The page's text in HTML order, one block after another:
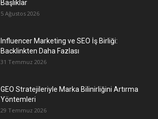
Başlıklar
5 Ağustos 2026
Influencer Marketing ve SEO İş Birliği:
Backlinkten Daha Fazlası
31 Temmuz 2026
GEO Stratejileriyle Marka Bilinirliğini Artırma
Yöntemleri
29 Temmuz 2026